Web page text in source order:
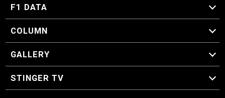
F1 ニュース
F1 DATA
F1 日程
F1 データ
COLUMN
マイ・ワンダフル・サーキット
スクーデリア・一方通行
F1に燃え、ゴルフに泣く日々。
スティングくんの部屋
GALLERY
GALLERY
STINGER TV